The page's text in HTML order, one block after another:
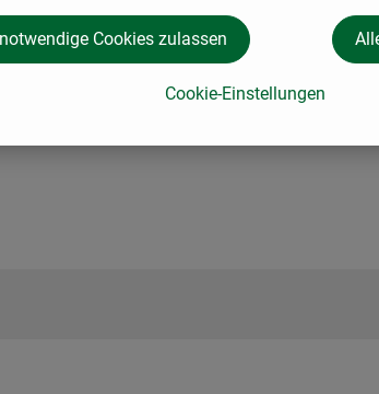
86684 Riedheim/Holzheim. Familie
stammen aus Österreich und werden in
nach dieser Zeit haben die Hähnchen ein
Cookie-Einstellungen
Cookies zulassen